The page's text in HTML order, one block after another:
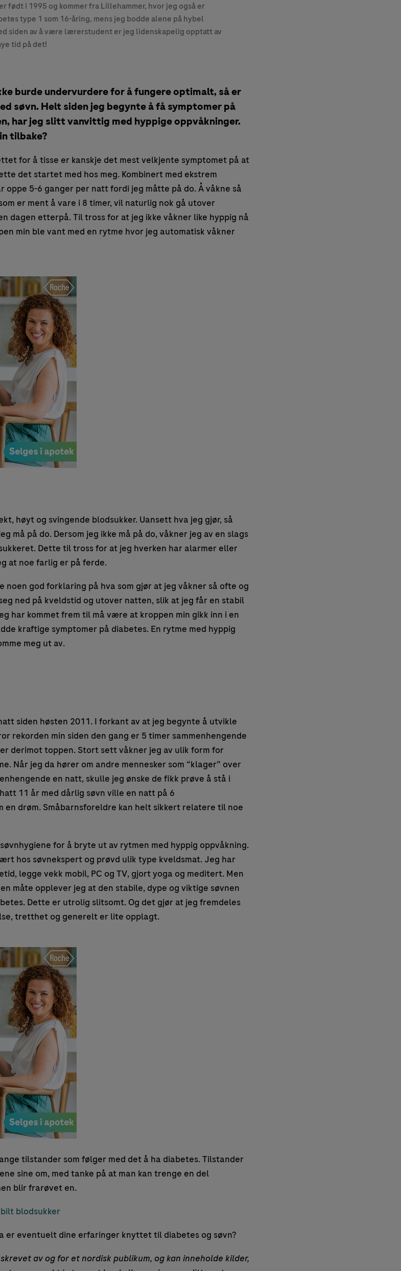
født i 1995 og kommer fra Lillehammer, hvor jeg også er
type 1 som 16-åring, mens jeg bodde alene på hybel
siden av å være lærerstudent er jeg lidenskapelig opptatt av
tid på det!
burde undervurdere for å fungere optimalt, så er
søvn. Helt siden jeg begynte å få symptomer på
har jeg slitt vanvittig med hyppige oppvåkninger.
tilbake?
for å tisse er kanskje det mest velkjente symptomet på at
det startet med hos meg. Kombinert med ekstrem
oppe 5-6 ganger per natt fordi jeg måtte på do. Å våkne så
er ment å vare i 8 timer, vil naturlig nok gå utover
dagen etterpå. Til tross for at jeg ikke våkner like hyppig nå
min ble vant med en rytme hvor jeg automatisk våkner
høyt og svingende blodsukker. Uansett hva jeg gjør, så
må på do. Dersom jeg ikke må på do, våkner jeg av en slags
Dette til tross for at jeg hverken har alarmer eller
at noe farlig er på ferde.
god forklaring på hva som gjør at jeg våkner så ofte og
ned på kveldstid og utover natten, slik at jeg får en stabil
har kommet frem til må være at kroppen min gikk inn i en
kraftige symptomer på diabetes. En rytme med hyppig
meg ut av.
siden høsten 2011. I forkant av at jeg begynte å utvikle
rekorden min siden den gang er 5 timer sammenhengende
derimot toppen. Stort sett våkner jeg av ulik form for
Når jeg da hører om andre mennesker som “klager” over
en natt, skulle jeg ønske de fikk prøve å stå i
11 år med dårlig søvn ville en natt på 6
en drøm. Småbarnsforeldre kan helt sikkert relatere til noe
for å bryte ut av rytmen med hyppig oppvåkning.
hos søvnekspert og prøvd ulik type kveldsmat. Jeg har
legge vekk mobil, PC og TV, gjort yoga og meditert. Men
måte opplever jeg at den stabile, dype og viktige søvnen
Dette er utrolig slitsomt. Og det gjør at jeg fremdeles
tretthet og generelt er lite opplagt.
tilstander som følger med det å ha diabetes. Tilstander
sine om, med tanke på at man kan trenge en del
blir frarøvet en.
blodsukker
er eventuelt dine erfaringer knyttet til diabetes og søvn?
av og for et nordisk publikum, og kan inneholde kilder,